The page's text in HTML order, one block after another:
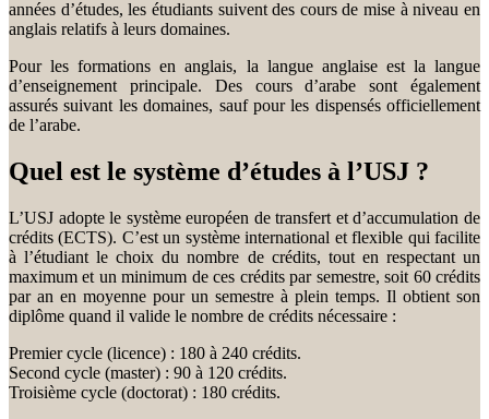
années d’études, les étudiants suivent des cours de mise à niveau en
anglais relatifs à leurs domaines.
Pour les formations en anglais, la langue anglaise est la langue
d’enseignement principale. Des cours d’arabe sont également
assurés suivant les domaines, sauf pour les dispensés officiellement
de l’arabe.
Quel est le système d’études à l’USJ ?
L’USJ adopte le système européen de transfert et d’accumulation de
crédits (ECTS). C’est un système international et flexible qui facilite
à l’étudiant le choix du nombre de crédits, tout en respectant un
maximum et un minimum de ces crédits par semestre, soit 60 crédits
par an en moyenne pour un semestre à plein temps. Il obtient son
diplôme quand il valide le nombre de crédits nécessaire :
Premier cycle (licence) : 180 à 240 crédits.
Second cycle (master) : 90 à 120 crédits.
Troisième cycle (doctorat) : 180 crédits.